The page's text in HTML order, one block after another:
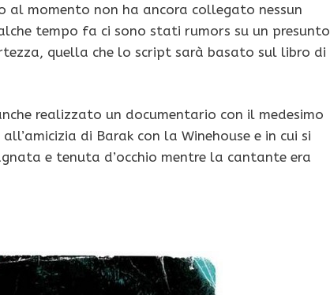
al momento non ha ancora collegato nessun
tempo fa ci sono stati rumors su un presunto
quella che lo script sarà basato sul libro di
realizzato un documentario con il medesimo
di Barak con la Winehouse e in cui si
e tenuta d’occhio mentre la cantante era